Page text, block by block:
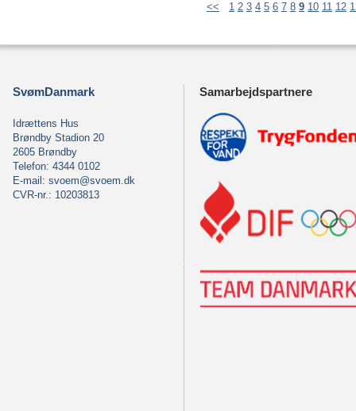
<< 1 2 3 4 5 6 7 8 9 10 11 12
SvømDanmark
Idrættens Hus
Brøndby Stadion 20
2605 Brøndby
Telefon: 4344 0102
E-mail: svoem@svoem.dk
CVR-nr.: 10203813
Samarbejdspartnere